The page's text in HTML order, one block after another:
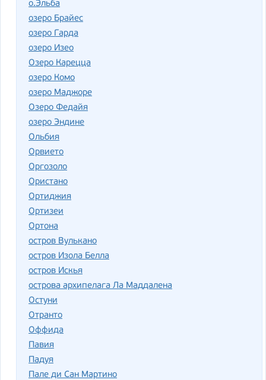
о.Эльба
озеро Брайес
озеро Гарда
озеро Изео
Озеро Карецца
озеро Комо
озеро Маджоре
Озеро Федайя
озеро Эндине
Ольбия
Орвието
Оргозоло
Ористано
Ортиджия
Ортизеи
Ортона
остров Вулькано
остров Изола Белла
остров Искья
острова архипелага Ла Маддалена
Остуни
Отранто
Оффида
Павия
Падуя
Пале ди Сан Мартино